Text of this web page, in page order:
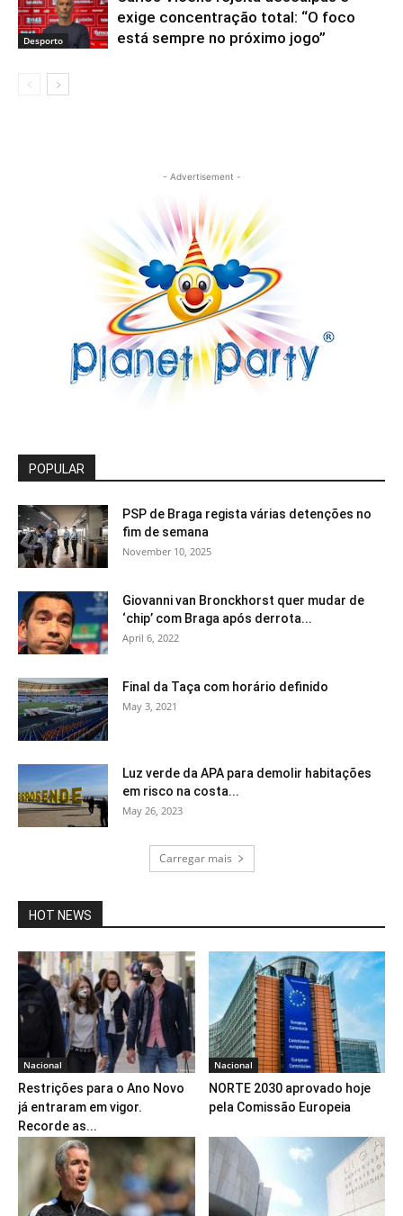
Desporto
exige concentração total: “O foco
está sempre no próximo jogo”
- Advertisement -
POPULAR
PSP de Braga regista várias detenções no
fim de semana
November 10, 2025
Giovanni van Bronckhorst quer mudar de
‘chip’ com Braga após derrota...
April 6, 2022
Final da Taça com horário definido
May 3, 2021
Luz verde da APA para demolir habitações
em risco na costa...
May 26, 2023
Carregar mais
HOT NEWS
Nacional
Restrições para o Ano Novo
já entraram em vigor.
Recorde as...
Nacional
NORTE 2030 aprovado hoje
pela Comissão Europeia